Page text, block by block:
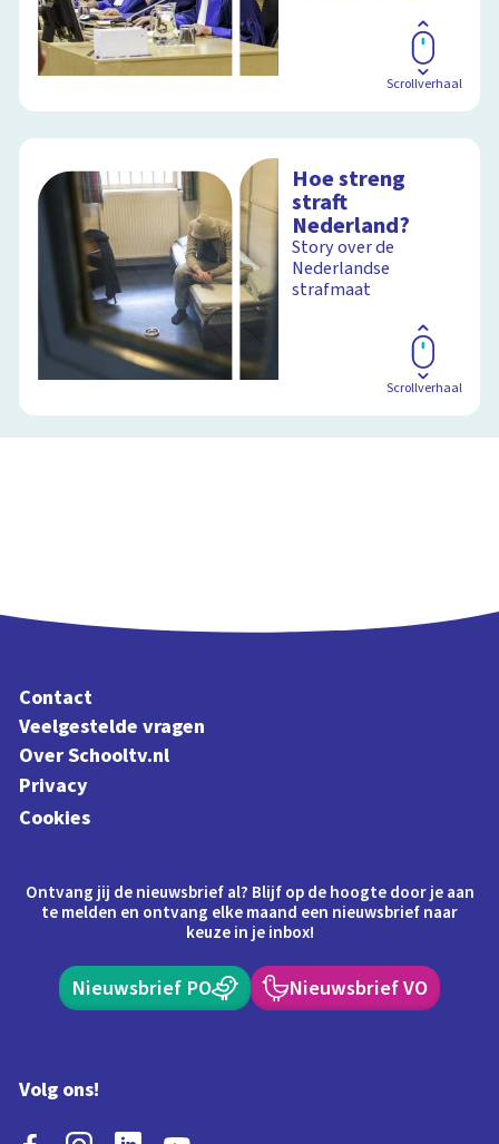
Scrollverhaal
Hoe streng
straft
Nederland?
Story over de
Nederlandse
strafmaat
Scrollverhaal
Contact
Veelgestelde vragen
Over Schooltv.nl
Privacy
Cookies
Ontvang jij de nieuwsbrief al? Blijf op de hoogte door je aan
te melden en ontvang elke maand een nieuwsbrief naar
keuze in je inbox!
Nieuwsbrief PO Nieuwsbrief VO
Volg ons!